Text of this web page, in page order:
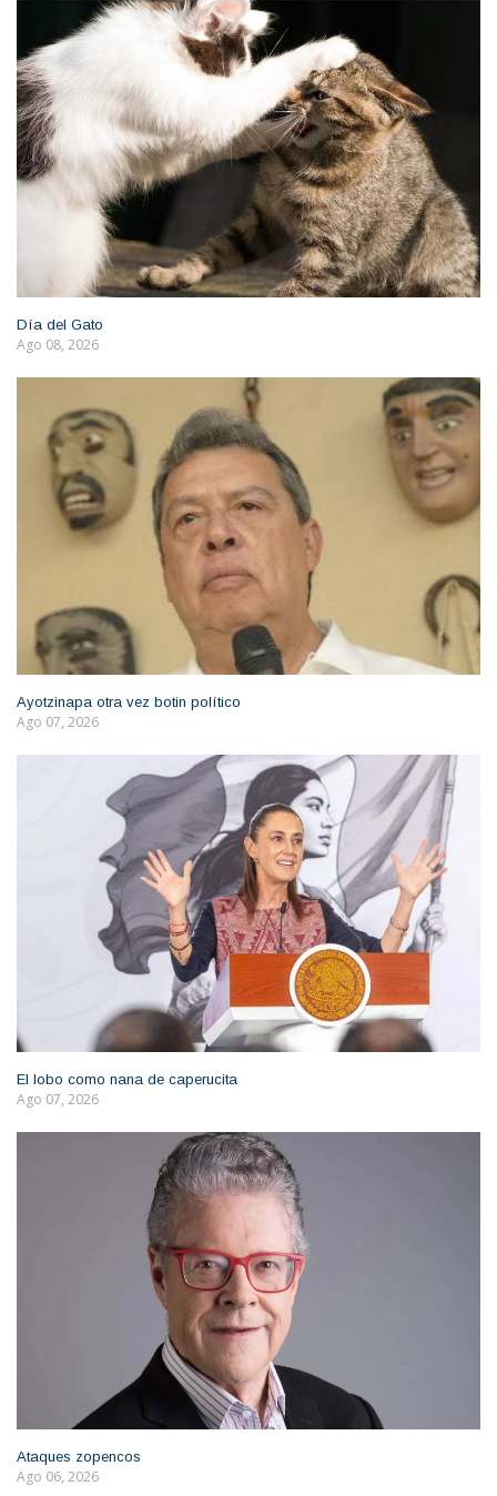
Día del Gato
Ago 08, 2026
Ayotzinapa otra vez botin político
Ago 07, 2026
El lobo como nana de caperucita
Ago 07, 2026
Ataques zopencos
Ago 06, 2026